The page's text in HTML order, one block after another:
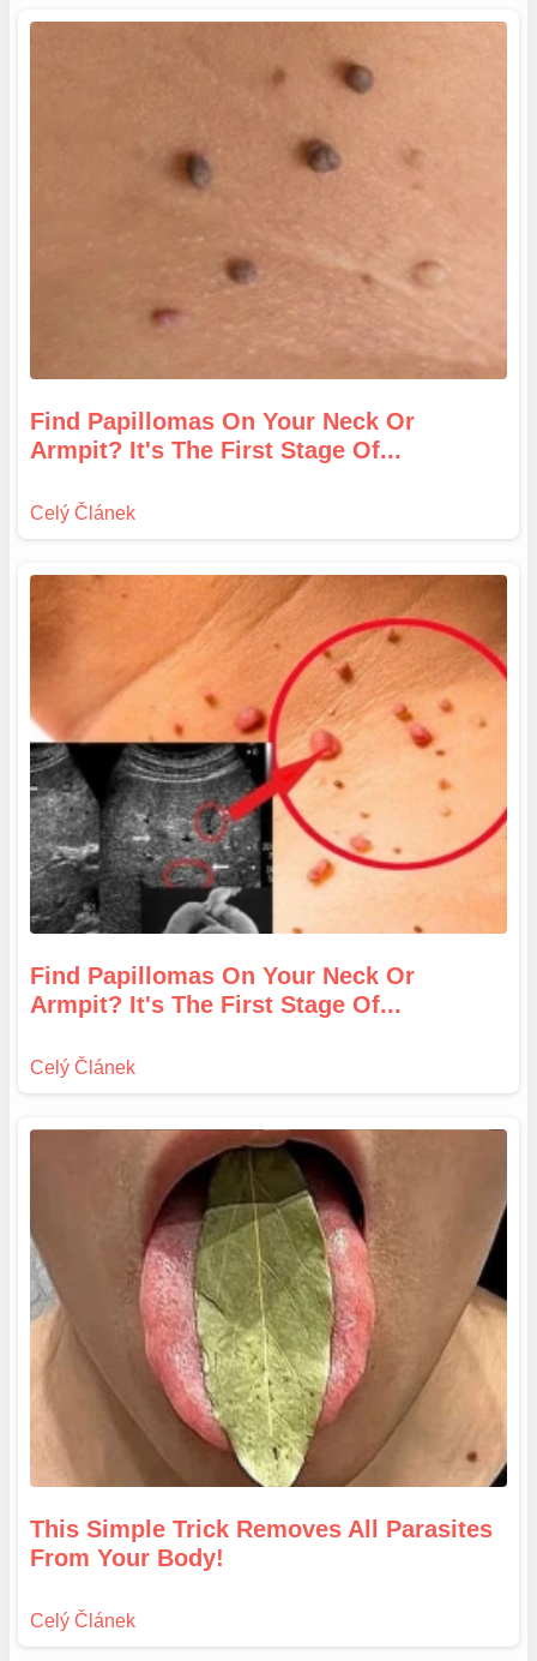
Find Papillomas On Your Neck Or
Armpit? It's The First Stage Of...
Find Papillomas On Your Neck Or
Armpit? It's The First Stage Of...
This Simple Trick Removes All Parasites
From Your Body!